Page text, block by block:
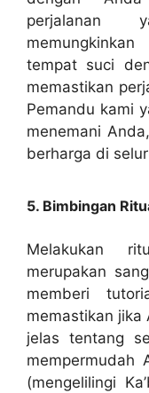
perjalanan
tempat suci
memastikan
Pemandu kami
menemani
berharga di
5. Bimbingan
Melakukan
merupakan
memberi
memastikan jika
jelas tentang
mempermudah
(mengelilingi